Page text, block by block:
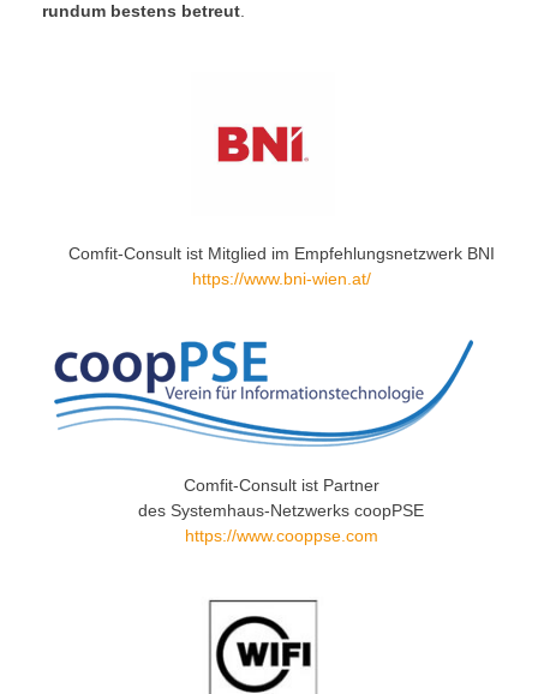
rundum bestens betreut
Comfit-Consult ist Mitglied im Empfehlungsnetzwerk BNI
https://www.bni-wien.at/
Comfit-Consult ist Partner
des Systemhaus-Netzwerks coopPSE
https://www.cooppse.com